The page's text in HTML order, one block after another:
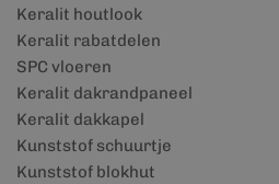
Keralit houtlook
Keralit rabatdelen
SPC vloeren
Keralit dakrandpaneel
Keralit dakkapel
Kunststof schuurtje
Kunststof blokhut